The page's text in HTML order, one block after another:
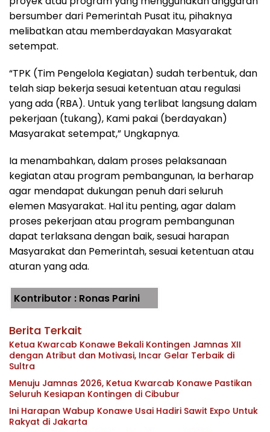
bersumber dari Pemerintah Pusat itu, pihaknya
melibatkan atau memberdayakan Masyarakat
setempat.
“TPK (Tim Pengelola Kegiatan) sudah terbentuk, dan
telah siap bekerja sesuai ketentuan atau regulasi
yang ada (RBA). Untuk yang terlibat langsung dalam
pekerjaan (tukang), Kami pakai (berdayakan)
Masyarakat setempat,” Ungkapnya.
Ia menambahkan, dalam proses pelaksanaan
kegiatan atau program pembangunan, Ia berharap
agar mendapat dukungan penuh dari seluruh
elemen Masyarakat. Hal itu penting, agar dalam
proses pekerjaan atau program pembangunan
dapat terlaksana dengan baik, sesuai harapan
Masyarakat dan Pemerintah, sesuai ketentuan atau
aturan yang ada.
Kontributor : Ronas Parini
Berita Terkait
Ketua Kwarcab Konawe Bekali Kontingen Jamnas XII
dengan Atribut dan Motivasi, Incar Gelar Terbaik di
Sultra
Menuju Jamnas 2026, Ketua Kwarcab Konawe Pastikan
Seluruh Kesiapan Kontingen di Cibubur
Ini Harapan Wabup Konawe Usai Hadiri Sawit Expo Untuk
Rakyat di Jakarta